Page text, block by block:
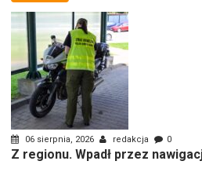
06 sierpnia, 2026 redakcja 0
Z regionu. Wpadł przez